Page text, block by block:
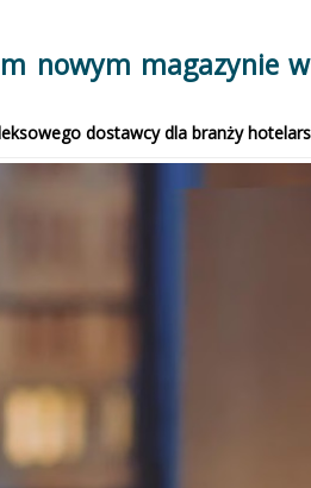
nowym magazynie
dostawcy dla branży